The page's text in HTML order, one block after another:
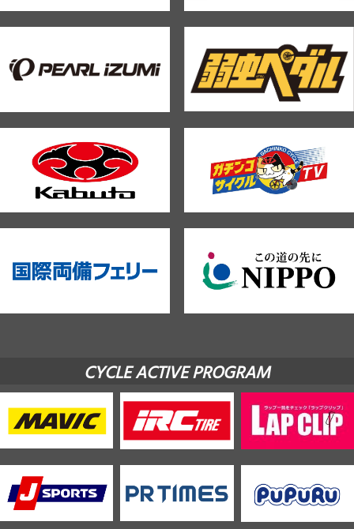
CYCLE ACTIVE PROGRAM